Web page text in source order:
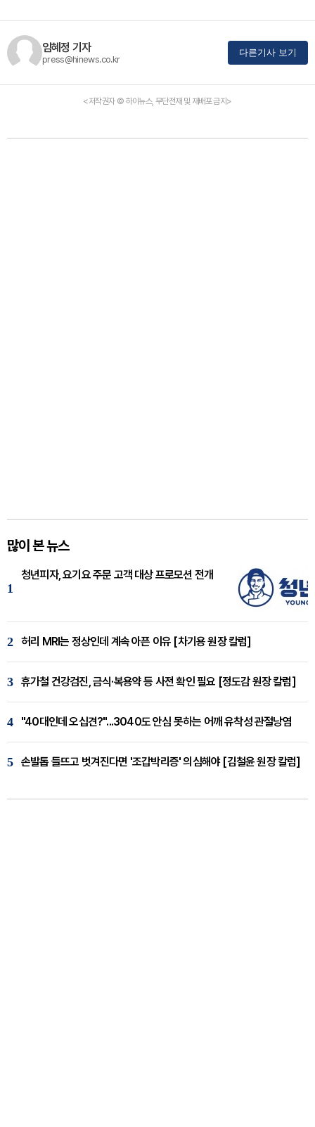
임혜정 기자
press@hinews.co.kr
다른기사 보기
<저작권자 © 하이뉴스, 무단전재 및 재배포 금지>
많이 본 뉴스
1
청년피자, 요기요 주문 고객 대상 프로모션 전개
2 허리 MRI는 정상인데 계속 아픈 이유 [차기용 원장 칼럼]
3 휴가철 건강검진, 금식·복용약 등 사전 확인 필요 [정도감 원장 칼럼]
4 "40대인데 오십견?"...3040도 안심 못하는 어깨 유착성 관절낭염
5 손발톱 들뜨고 벗겨진다면 '조갑박리증' 의심해야 [김철윤 원장 칼럼]